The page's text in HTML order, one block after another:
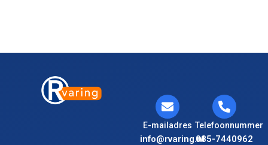
E-mailadres
info@rvaring.nl
Telefoonnummer
085-7440962